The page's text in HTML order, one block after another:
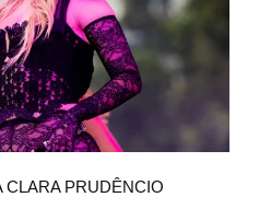
CLARA PRUDÊNCIO